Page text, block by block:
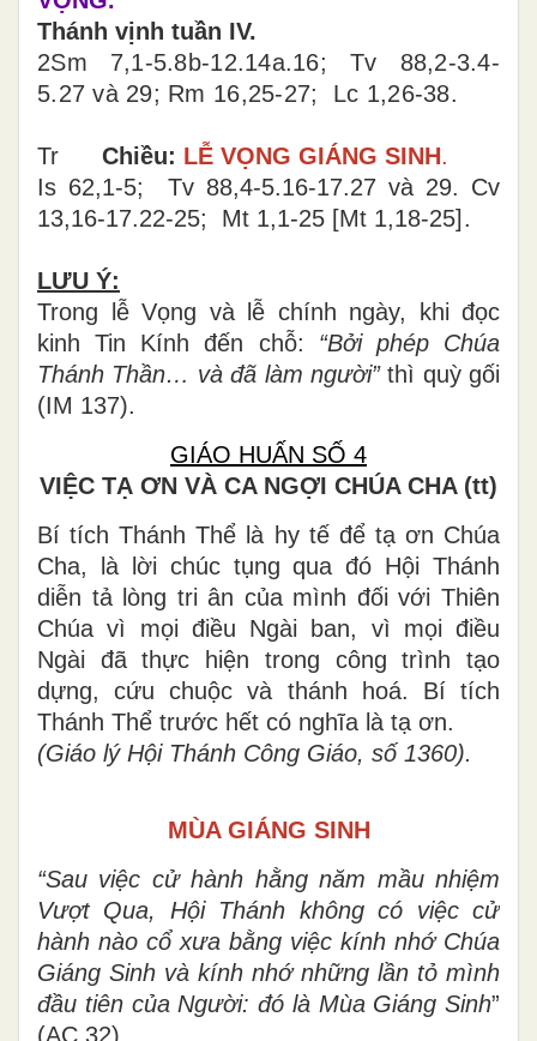
Thánh vịnh tuần IV.
2Sm 7,1-5.8b-12.14a.16; Tv 88,2-3.4-
5.27 và 29; Rm 16,25-27; Lc 1,26-38.
Tr Chiều: LỄ VỌNG GIÁNG SINH.
Is 62,1-5; Tv 88,4-5.16-17.27 và 29. Cv
13,16-17.22-25; Mt 1,1-25 [Mt 1,18-25].
LƯU Ý:
Trong lễ Vọng và lễ chính ngày, khi đọc
kinh Tin Kính đến chỗ: “Bởi phép Chúa
Thánh Thần… và đã làm người”thì quỳ gối
(IM 137).
GIÁO HUẤN SỐ 4
VIỆC TẠ ƠN VÀ CA NGỢI CHÚA CHA (tt)
Bí tích Thánh Thể là hy tế để tạ ơn Chúa
Cha, là lời chúc tụng qua đó Hội Thánh
diễn tả lòng tri ân của mình đối với Thiên
Chúa vì mọi điều Ngài ban, vì mọi điều
Ngài đã thực hiện trong công trình tạo
dựng, cứu chuộc và thánh hoá. Bí tích
Thánh Thể trước hết có nghĩa là tạ ơn.
(Giáo lý Hội Thánh Công Giáo, số 1360).
MÙA GIÁNG SINH
“Sau việc cử hành hằng năm mầu nhiệm
Vượt Qua, Hội Thánh không có việc cử
hành nào cổ xưa bằng việc kính nhớ Chúa
Giáng Sinh và kính nhớ những lần tỏ mình
đầu tiên của Người: đó là Mùa Giáng Sinh”
(AC 32).